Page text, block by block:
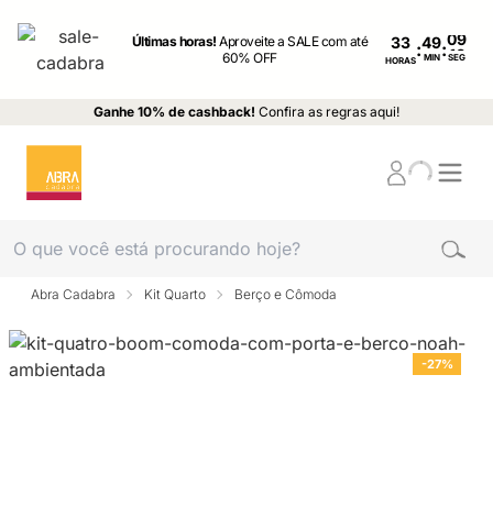
Últimas horas!Aproveite a SALE com até
60% OFF
33
HORAS: MIN : SEG
Ganhe 10% de cashback! Confira as regras aqui!
Abra Cadabra Kit Quarto Berço e Cômoda
-27%